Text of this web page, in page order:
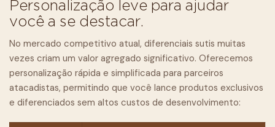
Personalização leve para ajudar
você a se destacar.
No mercado competitivo atual, diferenciais sutis muitas
vezes criam um valor agregado significativo. Oferecemos
personalização rápida e simplificada para parceiros
atacadistas, permitindo que você lance produtos exclusivos
e diferenciados sem altos custos de desenvolvimento: